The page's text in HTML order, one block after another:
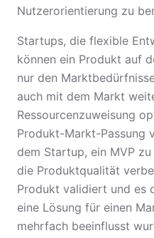
Nutzerorientierung zu
Startups, die flexible
können ein Produkt auf
nur den
auch mit dem Markt
Ressourcenzuweisung
Produkt-Markt-Passung
dem Startup, ein MVP
die Produktqualität
Produkt validiert und es
eine Lösung für einen
mehrfach beeinflusst